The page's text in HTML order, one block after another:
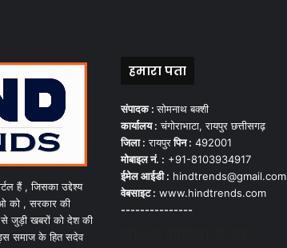
हैं , जिसका उद्देश्य
को , सरकार की
से जुड़ी खबरों को देश की
समाज के हित सदेव
हमारा पता
संपादक :सोमनाथ बक्शी
कार्यालय : चंगोराभाटा, रायपुर छत्तीसगढ़
जिला : रायपुरपिन : 492001
मोबाइल नं. : +91-8103934917
ईमेल आईडी : hindtrends@gmail.com
वेबसाइट : www.hindtrends.com
---------------